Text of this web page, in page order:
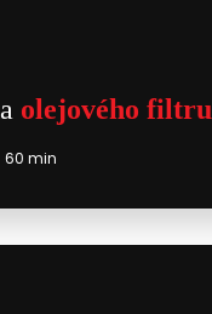
olejového filtru
60 min